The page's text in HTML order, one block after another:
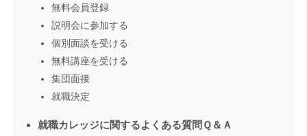
無料会員登録
説明会に参加する
個別面談を受ける
無料講座を受ける
集団面接
就職決定
就職カレッジに関するよくある質問Ｑ＆Ａ